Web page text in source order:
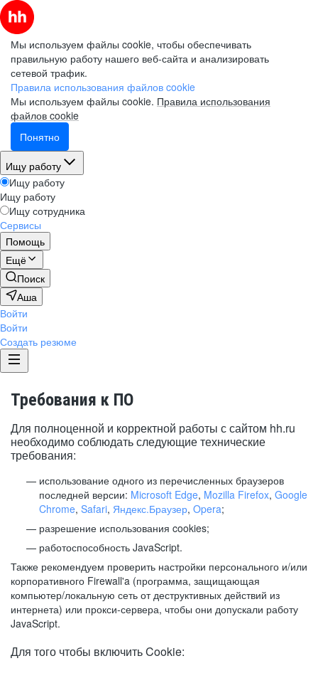
Мы используем файлы cookie, чтобы обеспечивать
правильную работу нашего веб-сайта и анализировать
сетевой трафик.
Правила использования файлов cookie
Мы используем файлы cookie. Правила использования
файлов cookie
Понятно
Ищу работу
Ищу работу
Ищу работу
Ищу сотрудника
Сервисы
Помощь
Ещё
Поиск
Аша
Войти
Войти
Создать резюме
Требования к ПО
Для полноценной и корректной работы с сайтом hh.ru
необходимо соблюдать следующие технические
требования:
использование одного из перечисленных браузеров
последней версии: Microsoft Edge, Mozilla Firefox, Google
Chrome, Safari, Яндекс.Браузер, Opera;
разрешение использования cookies;
работоспособность JavaScript.
Также рекомендуем проверить настройки персонального и/или
корпоративного Firewall'a (программа, защищающая
компьютер/локальную сеть от деструктивных действий из
интернета) или прокси-сервера, чтобы они допускали работу
JavaScript.
Для того чтобы включить Cookie: